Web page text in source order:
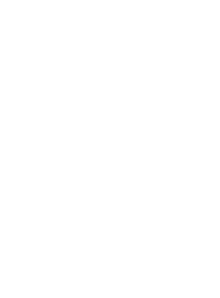
e presenza.
serena e in equilibrio
accompagnata,
online e in Friuli
sostenerti nel tuo